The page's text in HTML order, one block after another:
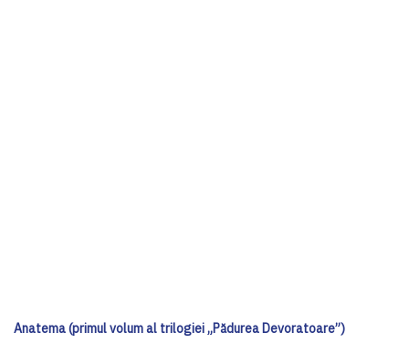
Anatema (primul volum al trilogiei „Pădurea Devoratoare”)